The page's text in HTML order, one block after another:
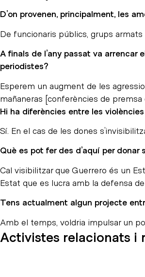
D’on provenen, principalment, les
De funcionaris públics, grups
A finals de l’any passat va
periodistes?
Esperem un augment de les
mañaneras [conferències de
Hi ha diferències entre les
Sí. En el cas de les dones
Què es pot fer des d’aquí per
Cal visibilitzar que Guerrero és un
Estat que es lucra amb la defensa
Tens actualment algun projecte
Amb el temps, voldria impulsar un
Activistes relacionats i